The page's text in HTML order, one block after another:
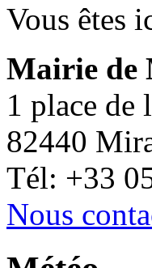
Vous êtes
Mairie de
1 place de
82440
Tél: +33
Nous